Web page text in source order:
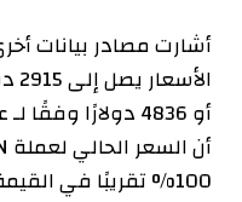
أشارت مصادر بيانات
الأسعار يصل إلى 2915 دولارًا، وفقًا لـ
أو 4836 دولارًا وفقًا لـ
100% تقريبًا في القيمة عن تلك القمم المذهلة.